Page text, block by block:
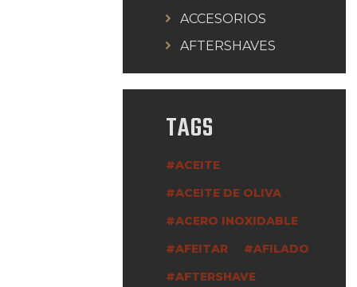
ACCESORIOS
AFTERSHAVES
TAGS
ACEITE
ACEITE DE OLIVA
ACERO INOXIDABLE
AFEITAR
AFILADO
AFTERSHAVE